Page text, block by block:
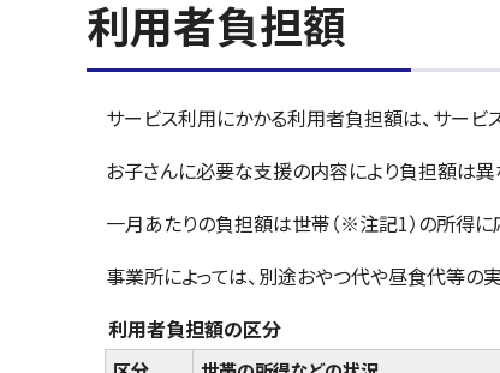
利用者負担額
サービス利用にかかる利用者負担額は、サービ
お子さんに必要な支援の内容により負担額は異
一月あたりの負担額は世帯（※注記1）の所得に
事業所によっては、別途おやつ代や昼食代等の
利用者負担額の区分